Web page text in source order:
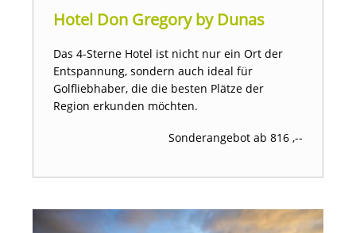
Hotel Don Gregory by Dunas
Das 4-Sterne Hotel ist nicht nur ein Ort der
Entspannung, sondern auch ideal für
Golfliebhaber, die die besten Plätze der
Region erkunden möchten.
Sonderangebot ab 816 ,--